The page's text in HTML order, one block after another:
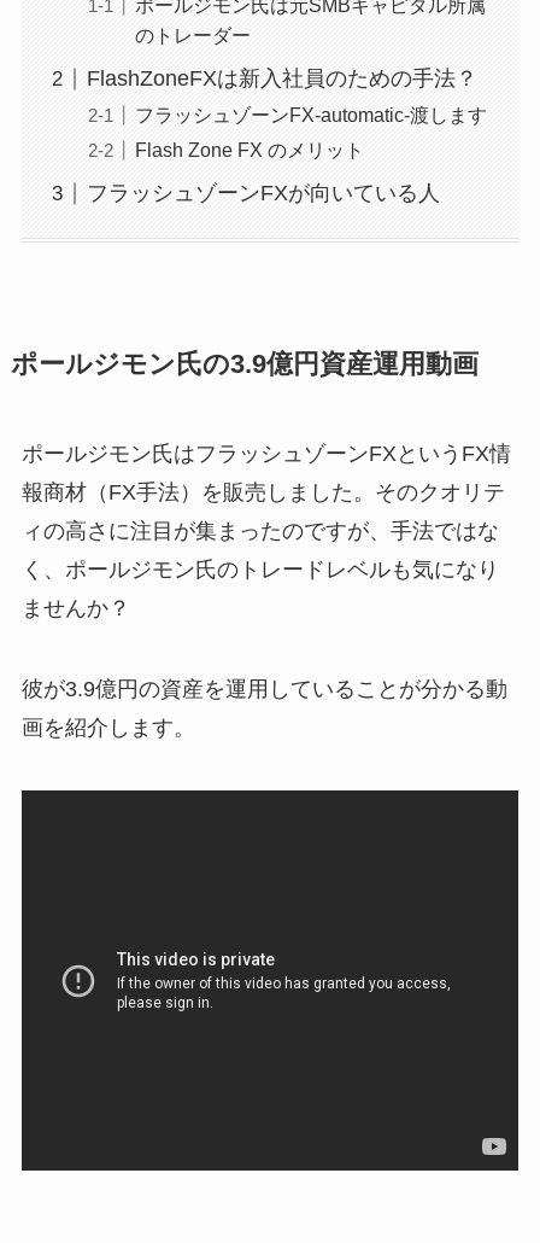
ポールジモン氏は元SMBキャピタル所属
のトレーダー
FlashZoneFXは新入社員のための手法？
フラッシュゾーンFX-automatic-渡します
Flash Zone FX のメリット
フラッシュゾーンFXが向いている人
ポールジモン氏の3.9億円資産運用動画
ポールジモン氏はフラッシュゾーンFXというFX情
報商材（FX手法）を販売しました。そのクオリテ
ィの高さに注目が集まったのですが、手法ではな
く、ポールジモン氏のトレードレベルも気になり
ませんか？
彼が3.9億円の資産を運用していることが分かる動
画を紹介します。